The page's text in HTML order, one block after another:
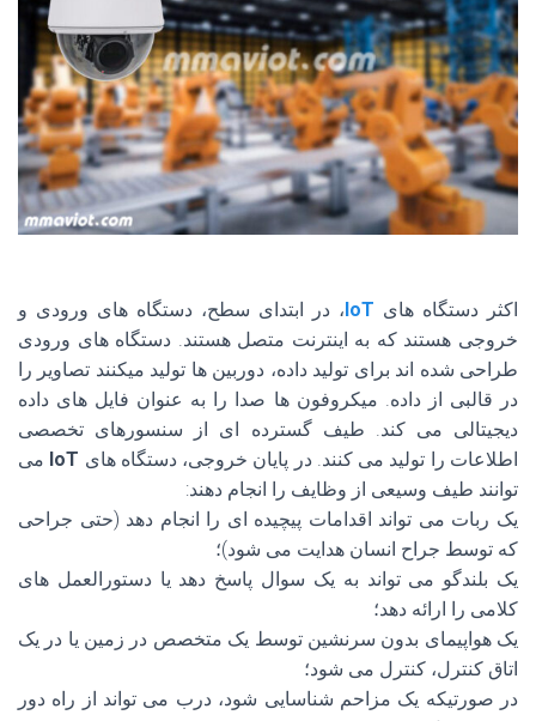
اکثر دستگاه های IoT، در ابتدای سطح، دستگاه های ورودی و
خروجی هستند که به اینترنت متصل هستند. دستگاه های ورودی
طراحی شده اند برای تولید داده، دوربین ها تولید میکنند تصاویر را
در قالبی از داده. میکروفون ها صدا را به عنوان فایل های داده
دیجیتالی می کند. طیف گسترده ای از سنسورهای تخصصی
اطلاعات را تولید می کنند. در پایان خروجی، دستگاه های IoT می
توانند طیف وسیعی از وظایف را انجام دهند:
یک ربات می تواند اقدامات پیچیده ای را انجام دهد (حتی جراحی
که توسط جراح انسان هدایت می شود)؛
یک بلندگو می تواند به یک سوال پاسخ دهد یا دستورالعمل های
کلامی را ارائه دهد؛
یک هواپیمای بدون سرنشین توسط یک متخصص در زمین یا در یک
اتاق کنترل، کنترل می شود؛
در صورتیکه یک مزاحم شناسایی شود، درب می تواند از راه دور